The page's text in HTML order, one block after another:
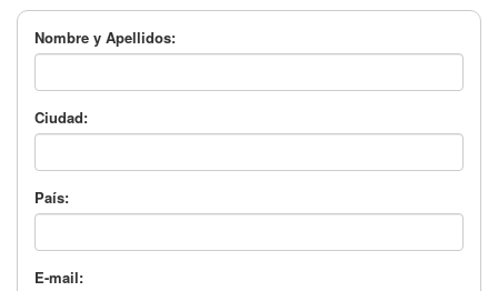
Nombre y Apellidos:
Ciudad:
País:
E-mail: